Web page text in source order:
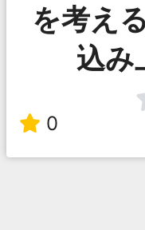
を考え
込み
0